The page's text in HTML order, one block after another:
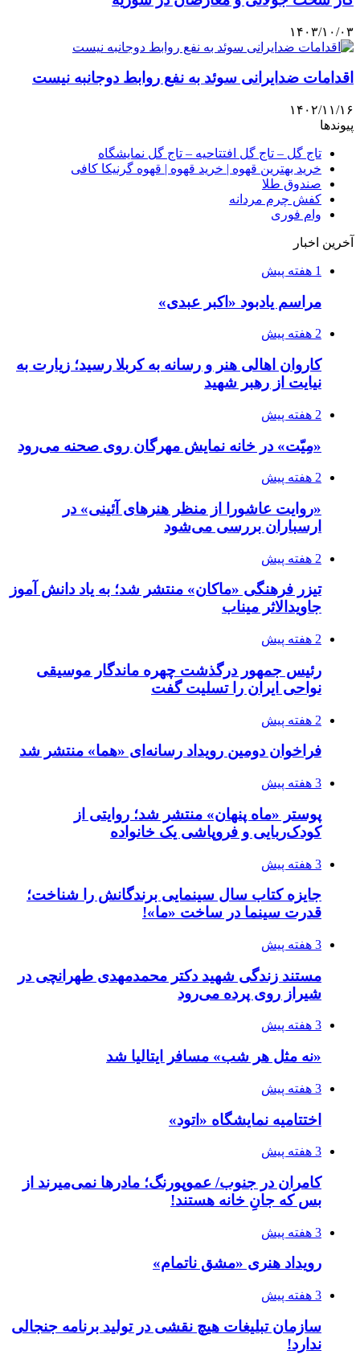
۱۴۰۳/۱۰/۰۳
اقدامات ضدایرانی سوئد به نفع روابط دوجانبه نیست
۱۴۰۲/۱۱/۱۶
پیوندها
تاج گل – تاج گل افتتاحیه – تاج گل نمایشگاه
خرید بهترین قهوه | خرید قهوه | قهوه گرنیکا کافی
صندوق طلا
کفش چرم مردانه
وام فوری
آخرین اخبار
1 هفته پیش
مراسم یادبود «اکبر عبدی»
2 هفته پیش
کاروان اهالی هنر و رسانه به کربلا رسید؛ زیارت به
نیایت از رهبر شهید
2 هفته پیش
«مِیّت» در خانه نمایش مهرگان روی صحنه می‌رود
2 هفته پیش
«روایت عاشورا از منظر هنرهای آئینی» در
ارسباران بررسی می‌شود
2 هفته پیش
تیزر فرهنگی «ماکان» منتشر شد؛ به یاد دانش آموز
جاویدالاثر میناب
2 هفته پیش
رئیس جمهور درگذشت چهره ماندگار موسیقی
نواحی ایران را تسلیت گفت
2 هفته پیش
فراخوان دومین رویداد رسانه‌ای «هما» منتشر شد
3 هفته پیش
پوستر «ماه پنهان» منتشر شد؛ روایتی از
کودک‌ربایی و فروپاشی یک خانواده
3 هفته پیش
جایزه کتاب سال سینمایی برندگانش را شناخت؛
قدرت سینما در ساخت «ما»!
3 هفته پیش
مستند زندگی شهید دکتر محمدمهدی طهرانچی در
شیراز روی پرده می‌رود
3 هفته پیش
«نه مثل هر شب» مسافر ایتالیا شد
3 هفته پیش
اختتامیه نمایشگاه «اتود»
3 هفته پیش
کامران در جنوب/ عموپورنگ؛ مادرها نمی‌میرند از
بس که جانِ خانه هستند!
3 هفته پیش
رویداد هنری «مشق ناتمام»
3 هفته پیش
سازمان تبلیغات هیچ نقشی در تولید برنامه جنجالی
ندارد!